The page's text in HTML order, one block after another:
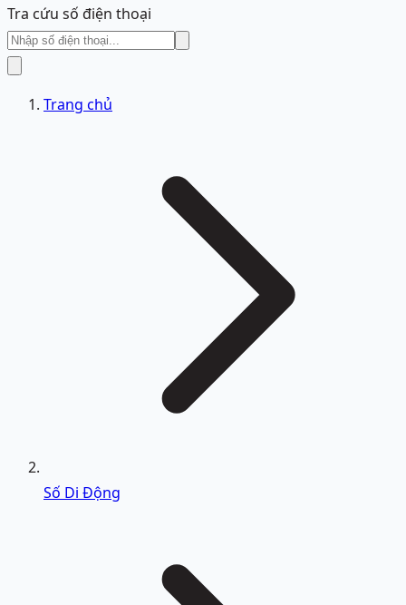
Tra cứu số điện thoại
Trang chủ
Số Di Động